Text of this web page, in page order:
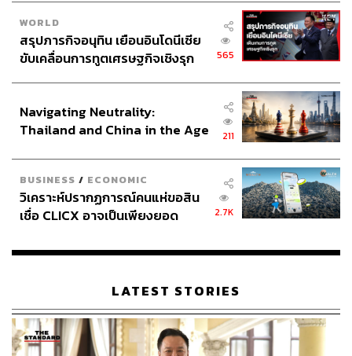
WORLD
สรุปภารกิจอนุทิน เยือนอินโดนีเซีย
ขับเคลื่อนการทูตเศรษฐกิจเชิงรุก
565
Navigating Neutrality:
Thailand and China in the Age
211
BUSINESS / ECONOMIC
วิเคราะห์ปรากฏการณ์คนแห่ขอสิน
เชื่อ CLICX อาจเป็นเพียงยอด
เรือนไทยที่ถูกซุกไว้
2.7K
LATEST STORIES